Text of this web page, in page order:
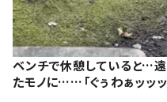
ベンチで休憩していると…遠
たモノに……「ぐぅわぁッッッ